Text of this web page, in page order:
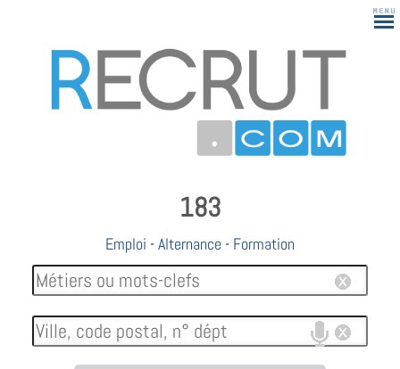
183
Emploi -Alternance - Formation